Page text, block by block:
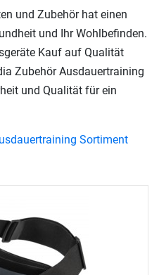
und Zubehör hat einen
und Ihr Wohlbefinden.
Kauf auf Qualität
Zubehör Ausdauertraining
und Qualität für ein
Sortiment